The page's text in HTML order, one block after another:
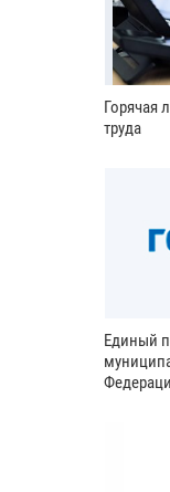
Горячая
труда
Единый